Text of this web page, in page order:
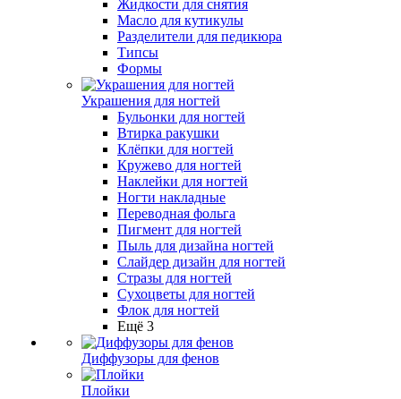
Жидкости для снятия
Масло для кутикулы
Разделители для педикюра
Типсы
Формы
Украшения для ногтей
Бульонки для ногтей
Втирка ракушки
Клёпки для ногтей
Кружево для ногтей
Наклейки для ногтей
Ногти накладные
Переводная фольга
Пигмент для ногтей
Пыль для дизайна ногтей
Слайдер дизайн для ногтей
Стразы для ногтей
Сухоцветы для ногтей
Флок для ногтей
Ещё 3
Диффузоры для фенов
Плойки